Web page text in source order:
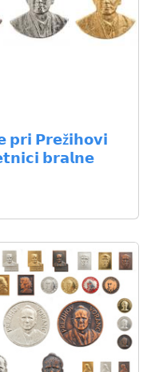
𝗽𝗿𝗶 𝗣𝗿𝗲ž𝗶𝗵𝗼𝘃𝗶
𝗯𝗿𝗮𝗹𝗻𝗲